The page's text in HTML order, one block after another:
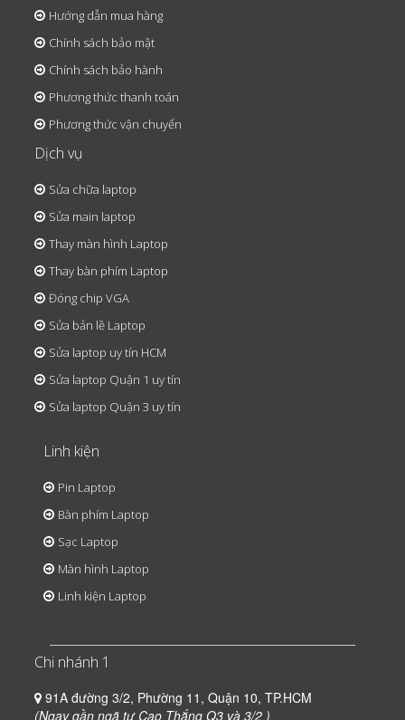
Hướng dẫn mua hàng
Chính sách bảo mật
Chính sách bảo hành
Phương thức thanh toán
Phương thức vận chuyển
Dịch vụ
Sửa chữa laptop
Sửa main laptop
Thay màn hình Laptop
Thay bàn phím Laptop
Đóng chip VGA
Sửa bản lề Laptop
Sửa laptop uy tín HCM
Sửa laptop Quận 1 uy tín
Sửa laptop Quận 3 uy tín
Linh kiện
Pin Laptop
Bàn phím Laptop
Sạc Laptop
Màn hình Laptop
Linh kiện Laptop
Chi nhánh 1
91A đường 3/2, Phường 11, Quận 10, TP.HCM
(Ngay gần ngã tư Cao Thắng Q3 và 3/2 )